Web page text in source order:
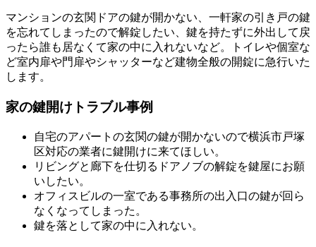
マンションの玄関ドアの鍵が開かない、一軒家の引き戸の鍵
を忘れてしまったので解錠したい、鍵を持たずに外出して戻
ったら誰も居なくて家の中に入れないなど。トイレや個室な
ど室内扉や門扉やシャッターなど建物全般の開錠に急行いた
します。
家の鍵開けトラブル事例
自宅のアパートの玄関の鍵が開かないので横浜市戸塚
区対応の業者に鍵開けに来てほしい。
リビングと廊下を仕切るドアノブの解錠を鍵屋にお願
いしたい。
オフィスビルの一室である事務所の出入口の鍵が回ら
なくなってしまった。
鍵を落として家の中に入れない。